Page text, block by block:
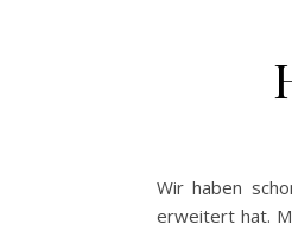
Wir haben
erweitert hat.